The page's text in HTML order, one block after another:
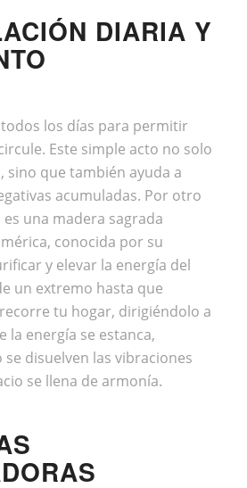
DIARIA Y
los días para permitir
Este simple acto no solo
sino que también ayuda a
acumuladas. Por otro
una madera sagrada
conocida por su
y elevar la energía del
un extremo hasta que
tu hogar, dirigiéndolo a
la energía se estanca,
disuelven las vibraciones
se llena de armonía.